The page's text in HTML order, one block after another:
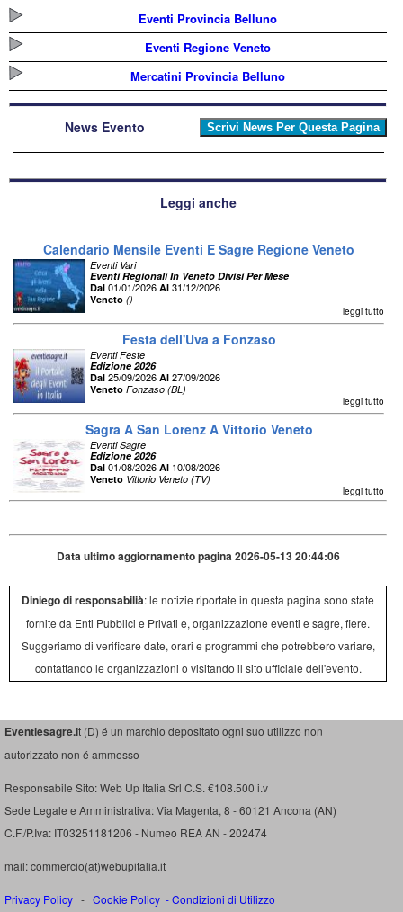
Eventi Provincia Belluno
Eventi Regione Veneto
Mercatini Provincia Belluno
News Evento
Leggi anche
Calendario Mensile Eventi E Sagre Regione Veneto
Eventi Vari
Eventi Regionali In Veneto Divisi Per Mese
Dal 01/01/2026 Al 31/12/2026
Veneto ()
leggi tutto
Festa dell'Uva a Fonzaso
Eventi Feste
Edizione 2026
Dal 25/09/2026 Al 27/09/2026
Veneto Fonzaso (BL)
leggi tutto
Sagra A San Lorenz A Vittorio Veneto
Eventi Sagre
Edizione 2026
Dal 01/08/2026 Al 10/08/2026
Veneto Vittorio Veneto (TV)
leggi tutto
Data ultimo aggiornamento pagina 2026-05-13 20:44:06
Diniego di responsabilià: le notizie riportate in questa pagina sono state
fornite da Enti Pubblici e Privati e, organizzazione eventi e sagre, fiere.
Suggeriamo di verificare date, orari e programmi che potrebbero variare,
contattando le organizzazioni o visitando il sito ufficiale dell'evento.
Eventiesagre.it (D) é un marchio depositato ogni suo utilizzo non
autorizzato non é ammesso
Responsabile Sito: Web Up Italia Srl C.S. €108.500 i.v
Sede Legale e Amministrativa: Via Magenta, 8 - 60121 Ancona (AN)
C.F./P.Iva: IT03251181206 - Numeo REA AN - 202474
mail: commercio(at)webupitalia.it
Privacy Policy - Cookie Policy -Condizioni di Utilizzo